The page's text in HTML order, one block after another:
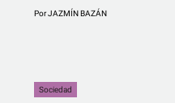
PorJAZMÍN BAZÁN
Sociedad